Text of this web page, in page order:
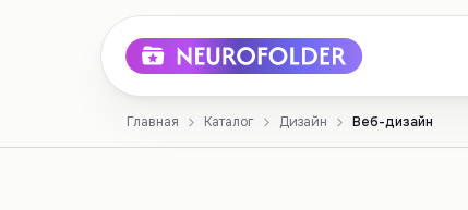
Главная Каталог Дизайн Веб-дизайн